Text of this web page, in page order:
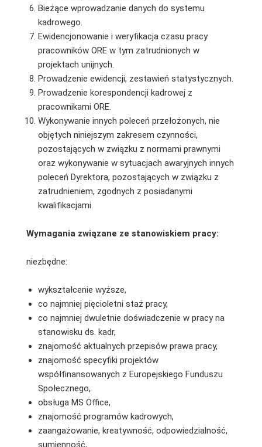
Bieżące wprowadzanie danych do systemu
kadrowego.
Ewidencjonowanie i weryfikacja czasu pracy
pracowników ORE w tym zatrudnionych w
projektach unijnych.
Prowadzenie ewidencji, zestawień statystycznych.
Prowadzenie korespondencji kadrowej z
pracownikami ORE.
Wykonywanie innych poleceń przełożonych, nie
objętych niniejszym zakresem czynności,
pozostających w związku z normami prawnymi
oraz wykonywanie w sytuacjach awaryjnych innych
poleceń Dyrektora, pozostających w związku z
zatrudnieniem, zgodnych z posiadanymi
kwalifikacjami.
Wymagania związane ze stanowiskiem pracy:
niezbędne:
wykształcenie wyższe,
co najmniej pięcioletni staż pracy,
co najmniej dwuletnie doświadczenie w pracy na
stanowisku ds. kadr,
znajomość aktualnych przepisów prawa pracy,
znajomość specyfiki projektów
współfinansowanych z Europejskiego Funduszu
Społecznego,
obsługa MS Office,
znajomość programów kadrowych,
zaangażowanie, kreatywność, odpowiedzialność,
sumienność,